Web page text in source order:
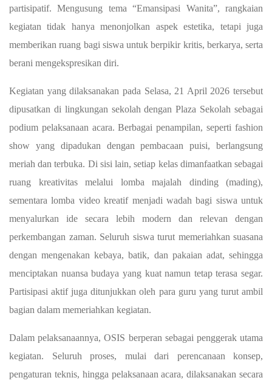
partisipatif. Mengusung tema “Emansipasi Wanita”, rangkaian
kegiatan tidak hanya menonjolkan aspek estetika, tetapi juga
memberikan ruang bagi siswa untuk berpikir kritis, berkarya, serta
berani mengekspresikan diri.
Kegiatan yang dilaksanakan pada Selasa, 21 April 2026 tersebut
dipusatkan di lingkungan sekolah dengan Plaza Sekolah sebagai
podium pelaksanaan acara. Berbagai penampilan, seperti fashion
show yang dipadukan dengan pembacaan puisi, berlangsung
meriah dan terbuka. Di sisi lain, setiap kelas dimanfaatkan sebagai
ruang kreativitas melalui lomba majalah dinding (mading),
sementara lomba video kreatif menjadi wadah bagi siswa untuk
menyalurkan ide secara lebih modern dan relevan dengan
perkembangan zaman. Seluruh siswa turut memeriahkan suasana
dengan mengenakan kebaya, batik, dan pakaian adat, sehingga
menciptakan nuansa budaya yang kuat namun tetap terasa segar.
Partisipasi aktif juga ditunjukkan oleh para guru yang turut ambil
bagian dalam memeriahkan kegiatan.
Dalam pelaksanaannya, OSIS berperan sebagai penggerak utama
kegiatan. Seluruh proses, mulai dari perencanaan konsep,
pengaturan teknis, hingga pelaksanaan acara, dilaksanakan secara